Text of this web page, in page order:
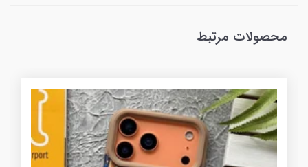
محصولات مرتبط